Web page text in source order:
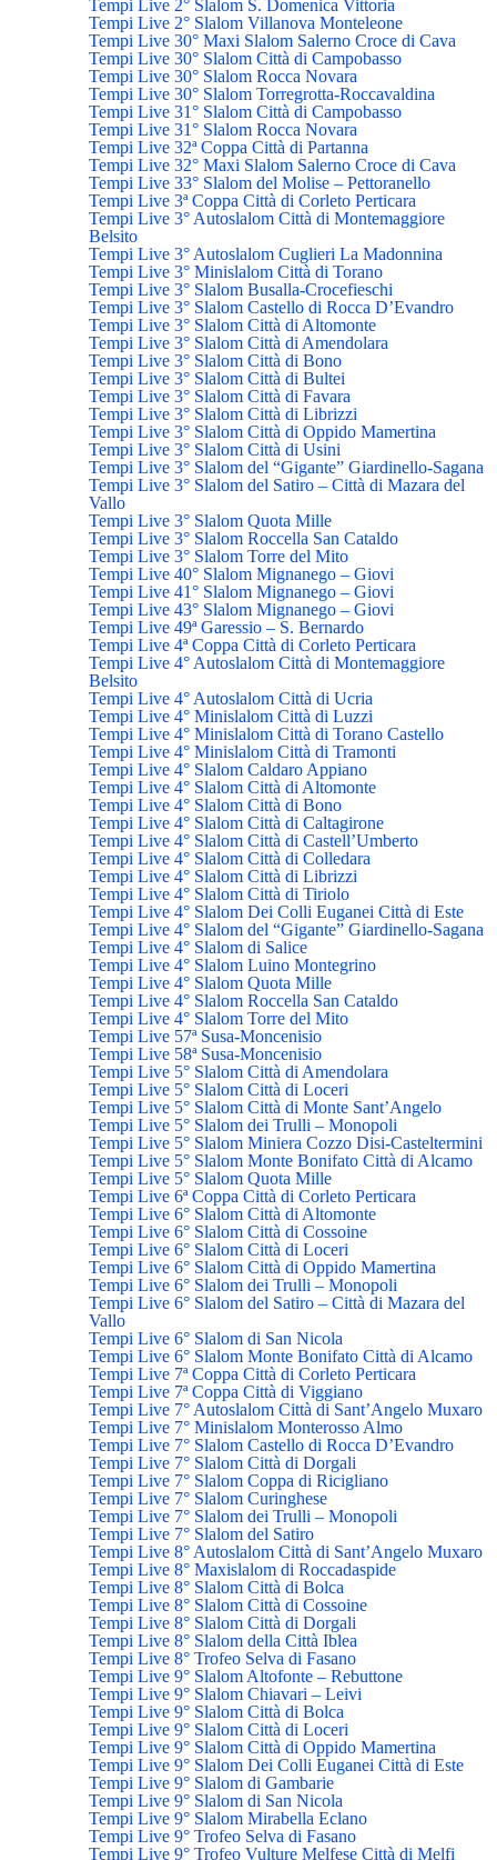
Tempi Live 2° Slalom S. Domenica Vittoria
Tempi Live 2° Slalom Villanova Monteleone
Tempi Live 30° Maxi Slalom Salerno Croce di Cava
Tempi Live 30° Slalom Città di Campobasso
Tempi Live 30° Slalom Rocca Novara
Tempi Live 30° Slalom Torregrotta-Roccavaldina
Tempi Live 31° Slalom Città di Campobasso
Tempi Live 31° Slalom Rocca Novara
Tempi Live 32ª Coppa Città di Partanna
Tempi Live 32° Maxi Slalom Salerno Croce di Cava
Tempi Live 33° Slalom del Molise – Pettoranello
Tempi Live 3ª Coppa Città di Corleto Perticara
Tempi Live 3° Autoslalom Città di Montemaggiore
Belsito
Tempi Live 3° Autoslalom Cuglieri La Madonnina
Tempi Live 3° Minislalom Città di Torano
Tempi Live 3° Slalom Busalla-Crocefieschi
Tempi Live 3° Slalom Castello di Rocca D’Evandro
Tempi Live 3° Slalom Città di Altomonte
Tempi Live 3° Slalom Città di Amendolara
Tempi Live 3° Slalom Città di Bono
Tempi Live 3° Slalom Città di Bultei
Tempi Live 3° Slalom Città di Favara
Tempi Live 3° Slalom Città di Librizzi
Tempi Live 3° Slalom Città di Oppido Mamertina
Tempi Live 3° Slalom Città di Usini
Tempi Live 3° Slalom del “Gigante” Giardinello-Sagana
Tempi Live 3° Slalom del Satiro – Città di Mazara del
Vallo
Tempi Live 3° Slalom Quota Mille
Tempi Live 3° Slalom Roccella San Cataldo
Tempi Live 3° Slalom Torre del Mito
Tempi Live 40° Slalom Mignanego – Giovi
Tempi Live 41° Slalom Mignanego – Giovi
Tempi Live 43° Slalom Mignanego – Giovi
Tempi Live 49ª Garessio – S. Bernardo
Tempi Live 4ª Coppa Città di Corleto Perticara
Tempi Live 4° Autoslalom Città di Montemaggiore
Belsito
Tempi Live 4° Autoslalom Città di Ucria
Tempi Live 4° Minislalom Città di Luzzi
Tempi Live 4° Minislalom Città di Torano Castello
Tempi Live 4° Minislalom Città di Tramonti
Tempi Live 4° Slalom Caldaro Appiano
Tempi Live 4° Slalom Città di Altomonte
Tempi Live 4° Slalom Città di Bono
Tempi Live 4° Slalom Città di Caltagirone
Tempi Live 4° Slalom Città di Castell’Umberto
Tempi Live 4° Slalom Città di Colledara
Tempi Live 4° Slalom Città di Librizzi
Tempi Live 4° Slalom Città di Tiriolo
Tempi Live 4° Slalom Dei Colli Euganei Città di Este
Tempi Live 4° Slalom del “Gigante” Giardinello-Sagana
Tempi Live 4° Slalom di Salice
Tempi Live 4° Slalom Luino Montegrino
Tempi Live 4° Slalom Quota Mille
Tempi Live 4° Slalom Roccella San Cataldo
Tempi Live 4° Slalom Torre del Mito
Tempi Live 57ª Susa-Moncenisio
Tempi Live 58ª Susa-Moncenisio
Tempi Live 5° Slalom Città di Amendolara
Tempi Live 5° Slalom Città di Loceri
Tempi Live 5° Slalom Città di Monte Sant’Angelo
Tempi Live 5° Slalom dei Trulli – Monopoli
Tempi Live 5° Slalom Miniera Cozzo Disi-Casteltermini
Tempi Live 5° Slalom Monte Bonifato Città di Alcamo
Tempi Live 5° Slalom Quota Mille
Tempi Live 6ª Coppa Città di Corleto Perticara
Tempi Live 6° Slalom Città di Altomonte
Tempi Live 6° Slalom Città di Cossoine
Tempi Live 6° Slalom Città di Loceri
Tempi Live 6° Slalom Città di Oppido Mamertina
Tempi Live 6° Slalom dei Trulli – Monopoli
Tempi Live 6° Slalom del Satiro – Città di Mazara del
Vallo
Tempi Live 6° Slalom di San Nicola
Tempi Live 6° Slalom Monte Bonifato Città di Alcamo
Tempi Live 7ª Coppa Città di Corleto Perticara
Tempi Live 7ª Coppa Città di Viggiano
Tempi Live 7° Autoslalom Città di Sant’Angelo Muxaro
Tempi Live 7° Minislalom Monterosso Almo
Tempi Live 7° Slalom Castello di Rocca D’Evandro
Tempi Live 7° Slalom Città di Dorgali
Tempi Live 7° Slalom Coppa di Ricigliano
Tempi Live 7° Slalom Curinghese
Tempi Live 7° Slalom dei Trulli – Monopoli
Tempi Live 7° Slalom del Satiro
Tempi Live 8° Autoslalom Città di Sant’Angelo Muxaro
Tempi Live 8° Maxislalom di Roccadaspide
Tempi Live 8° Slalom Città di Bolca
Tempi Live 8° Slalom Città di Cossoine
Tempi Live 8° Slalom Città di Dorgali
Tempi Live 8° Slalom della Città Iblea
Tempi Live 8° Trofeo Selva di Fasano
Tempi Live 9° Slalom Altofonte – Rebuttone
Tempi Live 9° Slalom Chiavari – Leivi
Tempi Live 9° Slalom Città di Bolca
Tempi Live 9° Slalom Città di Loceri
Tempi Live 9° Slalom Città di Oppido Mamertina
Tempi Live 9° Slalom Dei Colli Euganei Città di Este
Tempi Live 9° Slalom di Gambarie
Tempi Live 9° Slalom di San Nicola
Tempi Live 9° Slalom Mirabella Eclano
Tempi Live 9° Trofeo Selva di Fasano
Tempi Live 9° Trofeo Vulture Melfese Città di Melfi